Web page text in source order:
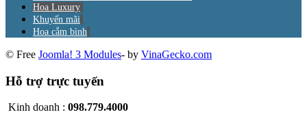
Hoa Luxury
Khuyến mãi
Hoa cắm bình
© Free Joomla! 3 Modules- by VinaGecko.com
Hỗ trợ trực tuyến
Kinh doanh : 098.779.4000